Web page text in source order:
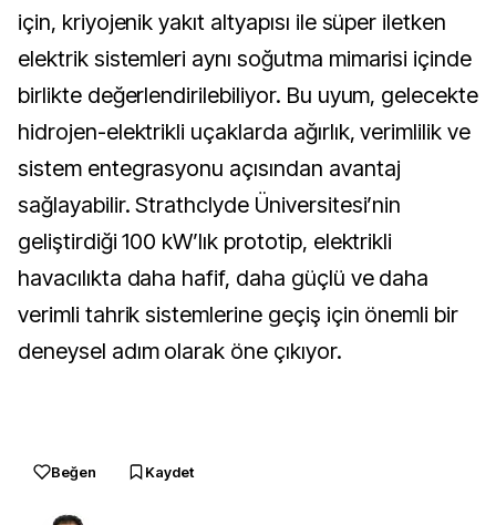
için, kriyojenik yakıt altyapısı ile süper iletken
elektrik sistemleri aynı soğutma mimarisi içinde
birlikte değerlendirilebiliyor. Bu uyum, gelecekte
hidrojen-elektrikli uçaklarda ağırlık, verimlilik ve
sistem entegrasyonu açısından avantaj
sağlayabilir. Strathclyde Üniversitesi’nin
geliştirdiği 100 kW’lık prototip, elektrikli
havacılıkta daha hafif, daha güçlü ve daha
verimli tahrik sistemlerine geçiş için önemli bir
deneysel adım olarak öne çıkıyor.
Beğen Kaydet